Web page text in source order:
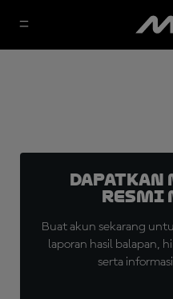
Resmi
Buat akun sekarang
laporan hasil balapan,
serta